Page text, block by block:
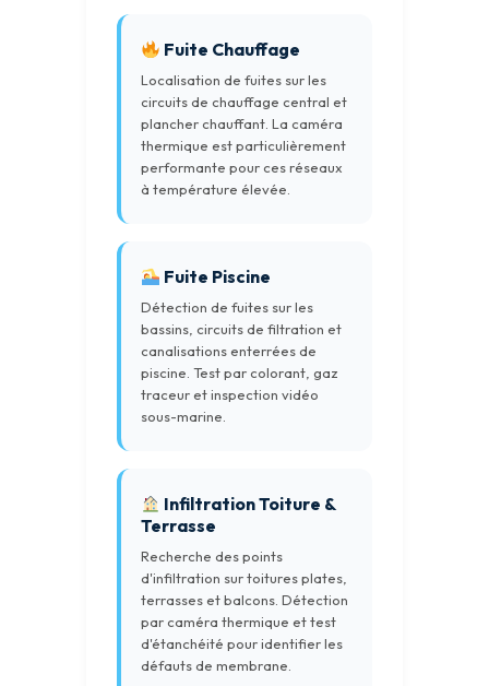
Fuite Chauffage
Localisation de fuites sur les
circuits de chauffage central et
plancher chauffant. La caméra
thermique est particulièrement
performante pour ces réseaux
à température élevée.
Fuite Piscine
Détection de fuites sur les
bassins, circuits de filtration et
canalisations enterrées de
piscine. Test par colorant, gaz
traceur et inspection vidéo
sous-marine.
Infiltration Toiture &
Terrasse
Recherche des points
d'infiltration sur toitures plates,
terrasses et balcons. Détection
par caméra thermique et test
d'étanchéité pour identifier les
défauts de membrane.